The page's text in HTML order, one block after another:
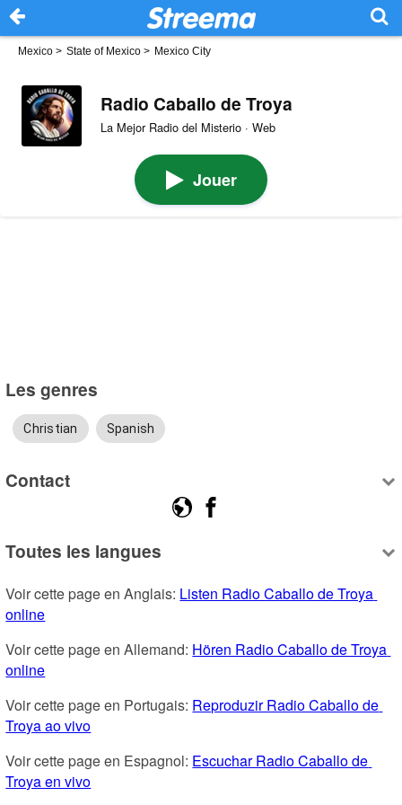
Mexico > State of Mexico > Mexico City
Radio Caballo de Troya
La Mejor Radio del Misterio · Web
Jouer
Les genres
Christian Spanish
Contact
Toutes les langues
Voir cette page en Anglais: Listen Radio Caballo de Troya
online
Voir cette page en Allemand: Hören Radio Caballo de Troya
online
Voir cette page en Portugais: Reproduzir Radio Caballo de
Troya ao vivo
Voir cette page en Espagnol: Escuchar Radio Caballo de
Troya en vivo